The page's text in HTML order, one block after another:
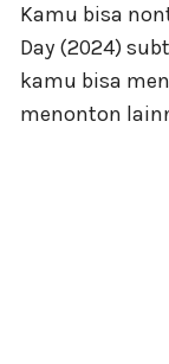
Kamu bisa
Day (2024)
kamu bisa
menonton